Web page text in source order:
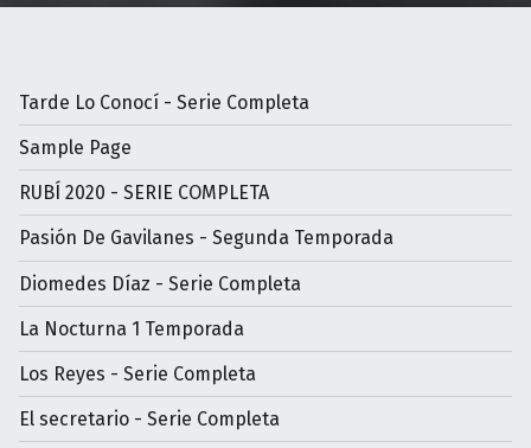
Tarde Lo Conocí - Serie Completa
Sample Page
RUBÍ 2020 - SERIE COMPLETA
Pasión De Gavilanes - Segunda Temporada
Diomedes Díaz - Serie Completa
La Nocturna 1 Temporada
Los Reyes - Serie Completa
El secretario - Serie Completa